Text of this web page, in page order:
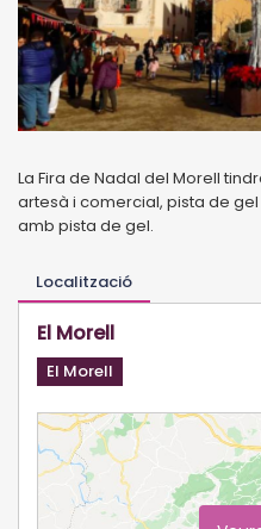
La Fira de Nadal del Morell
artesà i comercial, pista de
amb pista de gel.
Localització
El Morell
El Morell